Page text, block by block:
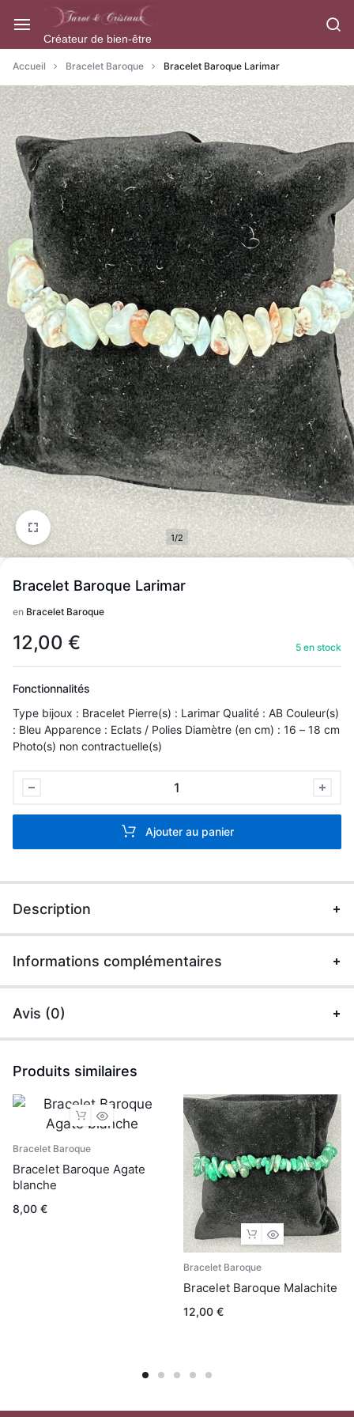
à/au
contenu
Créateur de bien-être
Accueil Bracelet Baroque Bracelet Baroque Larimar
1/2
Bracelet Baroque Larimar
en Bracelet Baroque
12,00 € 5 en stock
Fonctionnalités
Type bijoux : Bracelet Pierre(s) : Larimar Qualité : AB Couleur(s)
: Bleu Apparence : Eclats / Polies Diamètre (en cm) : 16 – 18 cm
Photo(s) non contractuelle(s)
Ajouter au panier
Description
Informations complémentaires
Avis (0)
Produits similaires
Bracelet Baroque
Bracelet Baroque Agate
blanche
8,00 €
Bracelet Baroque
Bracelet Baroque Malachite
12,00 €